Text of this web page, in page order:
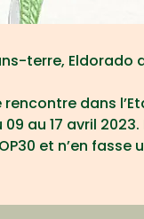
terre, Eldorado
dans
au 17 avril 2023.
et n’en fasse